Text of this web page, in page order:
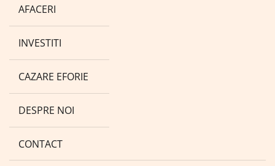
AFACERI
INVESTITI
CAZARE EFORIE
DESPRE NOI
CONTACT